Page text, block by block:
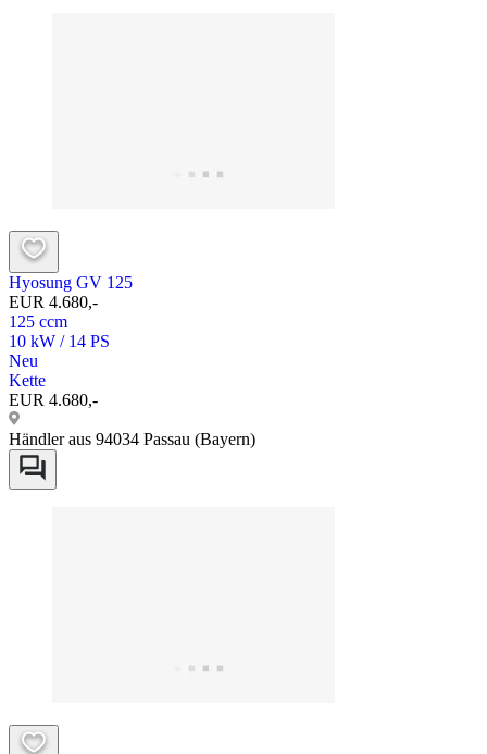
Hyosung GV 125
EUR 4.680,-
125 ccm
10 kW / 14 PS
Neu
Kette
EUR 4.680,-
Händler aus 94034 Passau (Bayern)